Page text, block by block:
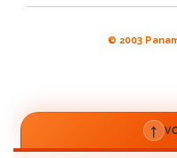
© 2003
↑